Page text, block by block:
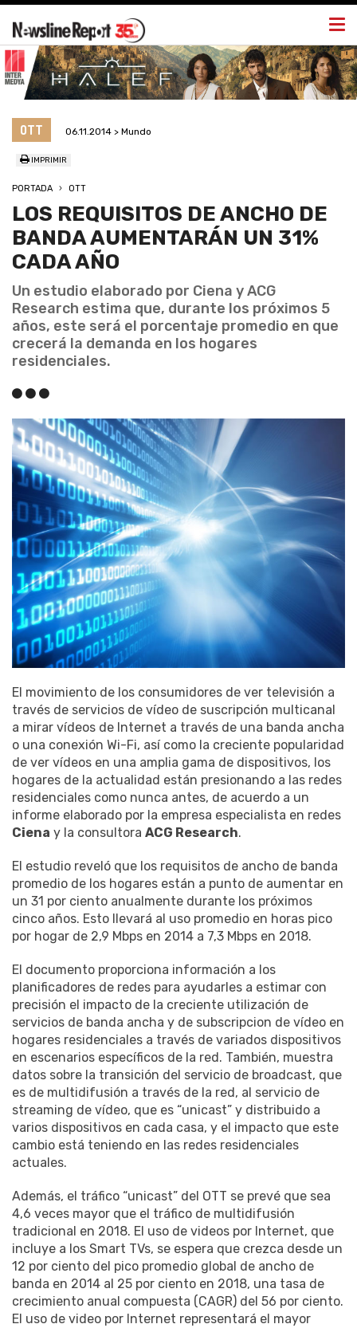
OTT 06.11.2014 > Mundo
IMPRIMIR
PORTADA OTT
LOS REQUISITOS DE ANCHO DE
BANDA AUMENTARÁN UN 31%
CADA AÑO
Un estudio elaborado por Ciena y ACG
Research estima que, durante los próximos 5
años, este será el porcentaje promedio en que
crecerá la demanda en los hogares
residenciales.
El movimiento de los consumidores de ver televisión a
través de servicios de vídeo de suscripción multicanal
a mirar vídeos de Internet a través de una banda ancha
o una conexión Wi-Fi, así como la creciente popularidad
de ver vídeos en una amplia gama de dispositivos, los
hogares de la actualidad están presionando a las redes
residenciales como nunca antes, de acuerdo a un
informe elaborado por la empresa especialista en redes
Ciena y la consultora ACG Research.
El estudio reveló que los requisitos de ancho de banda
promedio de los hogares están a punto de aumentar en
un 31 por ciento anualmente durante los próximos
cinco años. Esto llevará al uso promedio en horas pico
por hogar de 2,9 Mbps en 2014 a 7,3 Mbps en 2018.
El documento proporciona información a los
planificadores de redes para ayudarles a estimar con
precisión el impacto de la creciente utilización de
servicios de banda ancha y de subscripcion de vídeo en
hogares residenciales a través de variados dispositivos
en escenarios específicos de la red. También, muestra
datos sobre la transición del servicio de broadcast, que
es de multidifusión a través de la red, al servicio de
streaming de vídeo, que es “unicast” y distribuido a
varios dispositivos en cada casa, y el impacto que este
cambio está teniendo en las redes residenciales
actuales.
Además, el tráfico “unicast” del OTT se prevé que sea
4,6 veces mayor que el tráfico de multidifusión
tradicional en 2018. El uso de videos por Internet, que
incluye a los Smart TVs, se espera que crezca desde un
12 por ciento del pico promedio global de ancho de
banda en 2014 al 25 por ciento en 2018, una tasa de
crecimiento anual compuesta (CAGR) del 56 por ciento.
El uso de video por Internet representará el mayor